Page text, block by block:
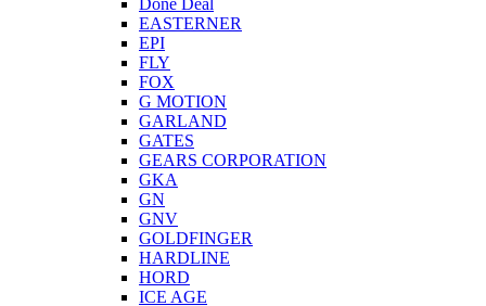
Done Deal
EASTERNER
EPI
FLY
FOX
G MOTION
GARLAND
GATES
GEARS CORPORATION
GKA
GN
GNV
GOLDFINGER
HARDLINE
HORD
ICE AGE